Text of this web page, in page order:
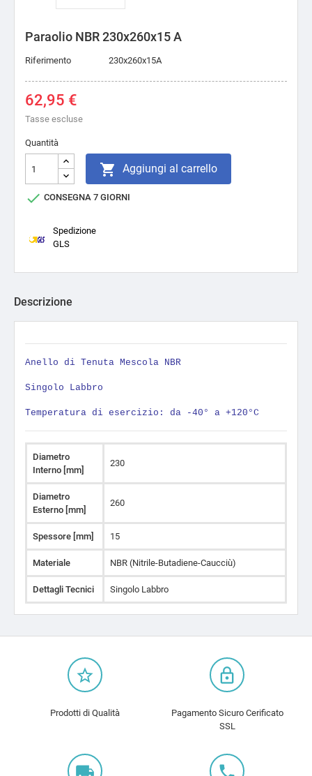
Paraolio NBR 230x260x15 A
Riferimento 230x260x15A
62,95 €
Tasse escluse
Quantità
 Aggiungi al carrello
 CONSEGNA 7 GIORNI
Spedizione
GLS
Descrizione
Anello di Tenuta Mescola NBR
Singolo Labbro
Temperatura di esercizio: da -40° a +120°C
Diametro
Interno [mm]
230
Diametro
Esterno [mm]
260
Spessore [mm] 15
Materiale NBR (Nitrile-Butadiene-Caucciù)
Dettagli Tecnici Singolo Labbro
star_border
Prodotti di Qualità
lock_outline
Pagamento Sicuro Cerificato
SSL
local_shipping local_phone